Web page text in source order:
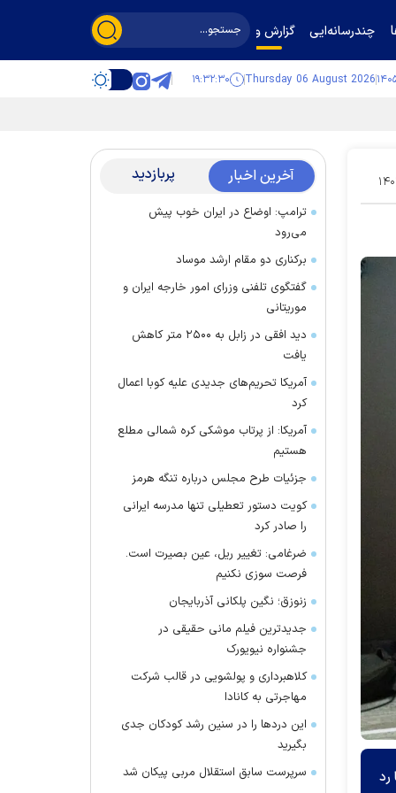
چندرسانه‌ایی گزارش و گفت‌وگو
Thursday 06 August 2026 ۱۹:۳۲:۳۰
۰۲
رد
آخرین اخبار پربازدید
ترامپ: اوضاع در ایران خوب پیش
می‌رود
برکناری دو مقام ارشد موساد
گفتگوی تلفنی وزرای امور خارجه ایران و
موریتانی
دید افقی در زابل به ۲۵۰۰ متر کاهش
یافت
آمریکا تحریم‌های جدیدی علیه کوبا اعمال
کرد
آمریکا: از پرتاب موشکی کره شمالی مطلع
هستیم
جزئیات طرح مجلس درباره تنگه هرمز
کویت دستور تعطیلی تنها مدرسه ایرانی
را صادر کرد
ضرغامی: تغییر ریل، عین بصیرت است.
فرصت سوزی نکنیم
زنوزق؛ نگین پلکانی آذربایجان
جدیدترین فیلم مانی حقیقی در
جشنواره نیویورک
کلاهبرداری و پولشویی در قالب شرکت
مهاجرتی به کانادا
این درد‌ها را در سنین رشد کودکان جدی
بگیرید
سرپرست سابق استقلال مربی پیکان شد